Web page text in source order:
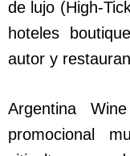
de lujo (High-
hoteles
autor y
Argentina
promocional